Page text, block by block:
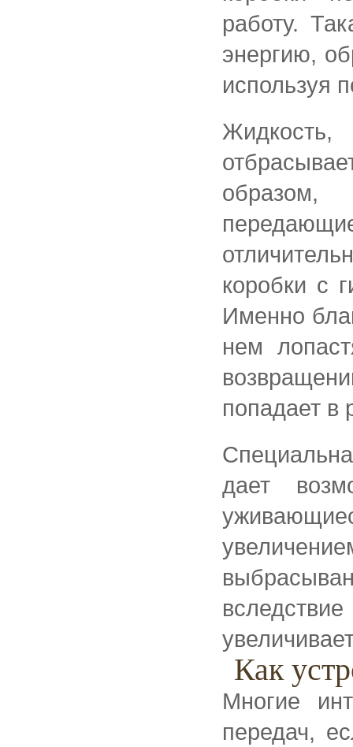
работу.
энергию,
используя
образом,
коробки с
Именно
нем
попадает в
дает
Как
Многие
передач,